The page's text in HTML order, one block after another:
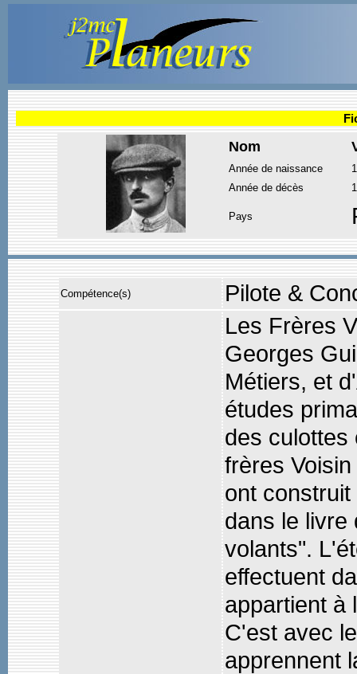
Nom
Année de naissance
Année de décès
Pays
Compétence(s) Pilote &
Les Frères
Georges
Métiers, et
études
des culottes
frères
ont
dans le livre
volants".
effectuent
appartient à
C'est avec
apprennent